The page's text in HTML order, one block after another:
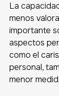
La
menos
importante
aspectos
como el
personal,
menor